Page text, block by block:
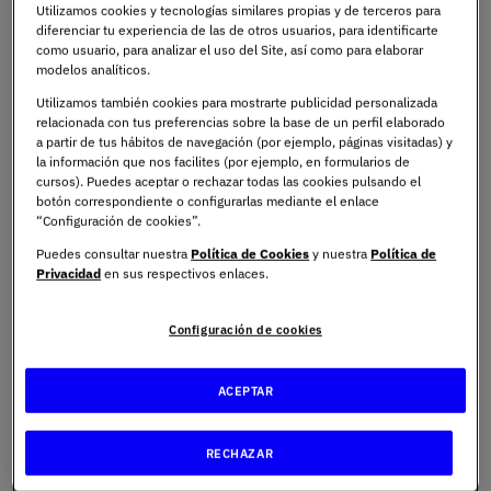
Presentar ideas innovadoras para prevenir y actuar
contra delitos digitales como el sexting o el phishing.
La inteligencia artificial como herramienta de
cooperación internacional: oportunidades y
desafíos. Objetivo: Analizar cómo la IA puede ayudar
en la cooperación internacional (gestión de desastres
naturales, salud global, etc.).
matrícula del primer año en UNIE y diploma de
reconocimiento.
Proceso de inscripción
Utilizamos cookies y tecnologías similares propias y de terceros para
diferenciar tu experiencia de las de otros usuarios, para identificarte
como usuario, para analizar el uso del Site, así como para elaborar
modelos analíticos.
Utilizamos también cookies para mostrarte publicidad personalizada
relacionada con tus preferencias sobre la base de un perfil elaborado
a partir de tus hábitos de navegación (por ejemplo, páginas visitadas) y
la información que nos facilites (por ejemplo, en formularios de
cursos). Puedes aceptar o rechazar todas las cookies pulsando el
botón correspondiente o configurarlas mediante el enlace
“Configuración de cookies”.
Puedes consultar nuestra Política de Cookies y nuestra Política de
Privacidad en sus respectivos enlaces.
Configuración de cookies
RECHAZAR
ACEPTAR